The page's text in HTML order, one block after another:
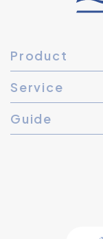
Product
Service
Guide